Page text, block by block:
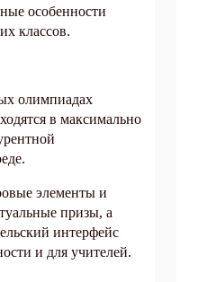
особенности
классов.
олимпиадах
в максимально
элементы и
призы, а
интерфейс
и для учителей.